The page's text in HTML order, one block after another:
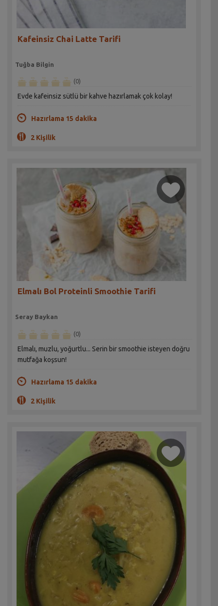
Kafeinsiz Chai Latte Tarifi
Tuğba Bilgin
(0)
Evde kafeinsiz sütlü bir kahve hazırlamak çok kolay!
Hazırlama 15 dakika
2 Kişilik
Elmalı Bol Proteinli Smoothie Tarifi
Seray Baykan
(0)
Elmalı, muzlu, yoğurtlu... Serin bir smoothie isteyen doğru
mutfağa koşsun!
Hazırlama 15 dakika
2 Kişilik